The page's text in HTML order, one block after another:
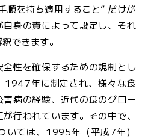
順を持ち適用すること” だけが
身の責によって設定し、それ
できます。
性を確保するための規制とし
1947年に制定され、様々な食
病の経験、近代の食のグロー
行われています。その中で、
いては、1995年（平成7年）